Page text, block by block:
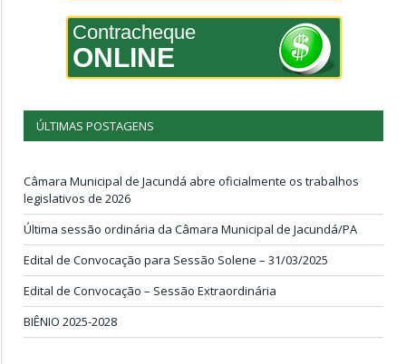
Contracheque
ONLINE
ÚLTIMAS POSTAGENS
Câmara Municipal de Jacundá abre oficialmente os trabalhos
legislativos de 2026
Última sessão ordinária da Câmara Municipal de Jacundá/PA
Edital de Convocação para Sessão Solene – 31/03/2025
Edital de Convocação – Sessão Extraordinária
BIÊNIO 2025-2028